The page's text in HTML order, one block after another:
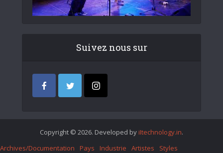
Suivez nous sur
Copyright © 2026. Developed by iItechnology.in.
Archives/Documentation
Pays Industrie Artistes Styles